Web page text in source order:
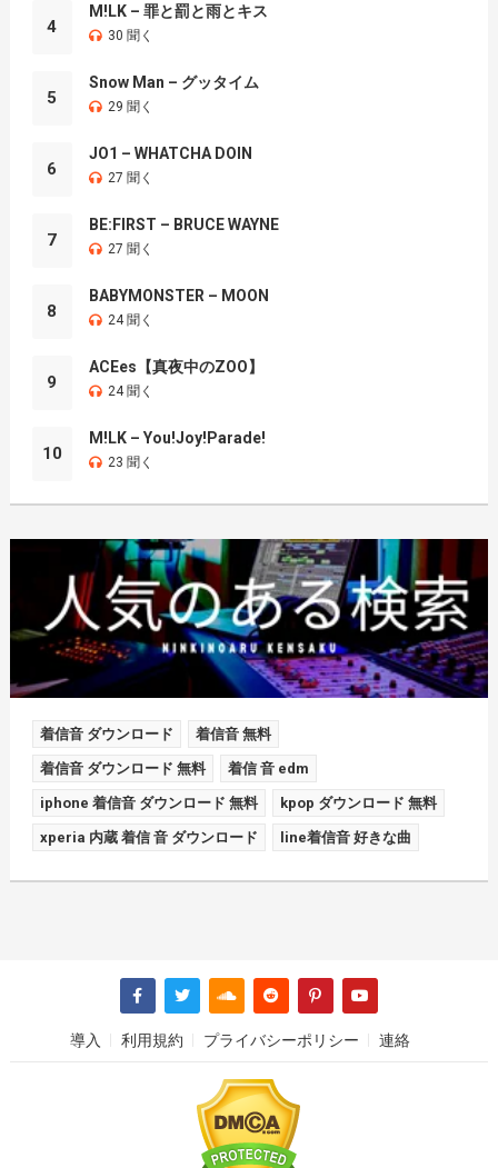
4
M!LK – 罪と罰と雨とキス
30 聞く
5
Snow Man – グッタイム
29 聞く
6
JO1 – WHATCHA DOIN
27 聞く
7
BE:FIRST – BRUCE WAYNE
27 聞く
8
BABYMONSTER – MOON
24 聞く
9
ACEes【真夜中のZOO】
24 聞く
10
M!LK – You!Joy!Parade!
23 聞く
着信音 ダウンロード 着信音 無料
着信音 ダウンロード 無料 着信 音 edm
iphone 着信音 ダウンロード 無料 kpop ダウンロード 無料
xperia 内蔵 着信 音 ダウンロード line着信音 好きな曲
導入 利用規約 プライバシーポリシー 連絡